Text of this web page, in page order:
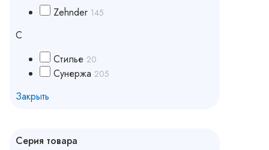
Zehnder 145
С
Стилье 20
Сунержа 205
Закрыть
Серия товара